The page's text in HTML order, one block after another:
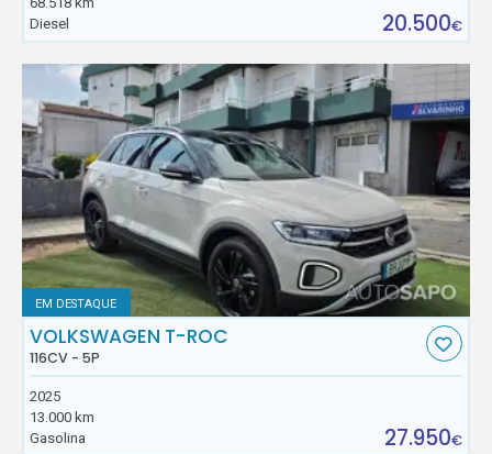
Diesel
20.500€
EM DESTAQUE
VOLKSWAGEN T-ROC
116CV - 5P
2025
13.000 km
Gasolina
27.950€